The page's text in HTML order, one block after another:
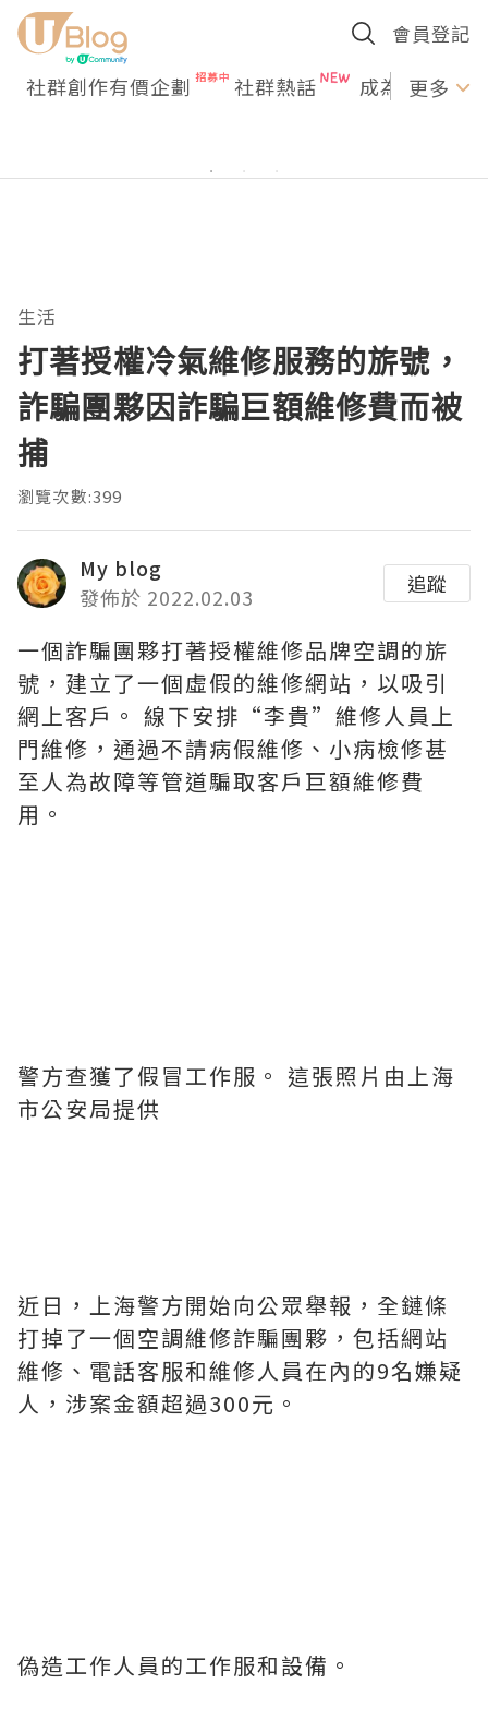
會員登記
社群創作有價企劃 社群熱話 成為U更多
生活
打著授權冷氣維修服務的旂號，
詐騙團夥因詐騙巨額維修費而被
捕
瀏覽次數:399
My blog
發佈於 2022.02.03
追蹤
一個詐騙團夥打著授權維修品牌空調的旂
號，建立了一個虛假的維修網站，以吸引
網上客戶。 線下安排“李貴”維修人員上
門維修，通過不請病假維修、小病檢修甚
至人為故障等管道騙取客戶巨額維修費
用。
警方查獲了假冒工作服。 這張照片由上海
市公安局提供
近日，上海警方開始向公眾舉報，全鏈條
打掉了一個空調維修詐騙團夥，包括網站
維修、電話客服和維修人員在內的9名嫌疑
人，涉案金額超過300元。
偽造工作人員的工作服和設備。